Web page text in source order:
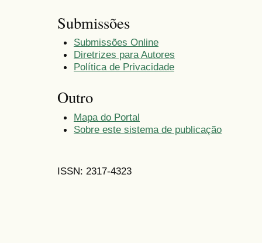
Submissões
Submissões Online
Diretrizes para Autores
Política de Privacidade
Outro
Mapa do Portal
Sobre este sistema de publicação
ISSN: 2317-4323